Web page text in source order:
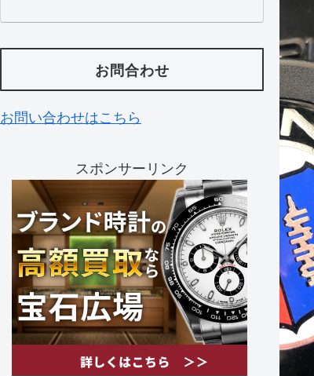
お問合わせ
お問い合わせはこちら
スポンサーリンク